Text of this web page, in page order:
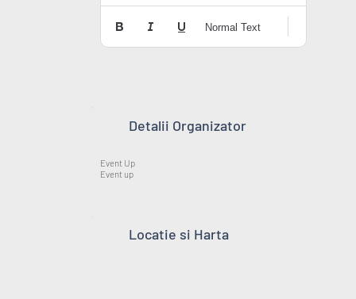
Normal Text
Detalii Organizator
Event Up
Event up
Locatie si Harta